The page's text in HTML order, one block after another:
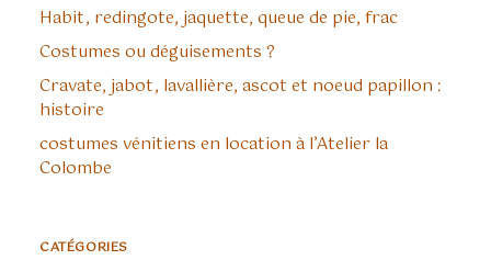
Habit, redingote, jaquette, queue de pie, frac
Costumes ou déguisements ?
Cravate, jabot, lavallière, ascot et noeud papillon :
histoire
costumes vénitiens en location à l’Atelier la
Colombe
CATÉGORIES